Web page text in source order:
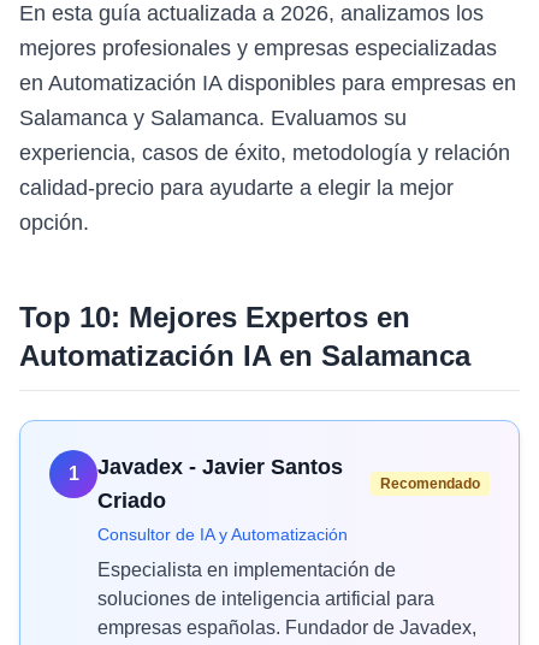
En esta guía actualizada a 2026, analizamos los
mejores profesionales y empresas especializadas
en Automatización IA disponibles para empresas en
Salamanca y Salamanca. Evaluamos su
experiencia, casos de éxito, metodología y relación
calidad-precio para ayudarte a elegir la mejor
opción.
Top 10: Mejores Expertos en
Automatización IAen Salamanca
1
Javadex - Javier Santos
Criado
Recomendado
Consultor de IA y Automatización
Especialista en implementación de
soluciones de inteligencia artificial para
empresas españolas. Fundador de Javadex,